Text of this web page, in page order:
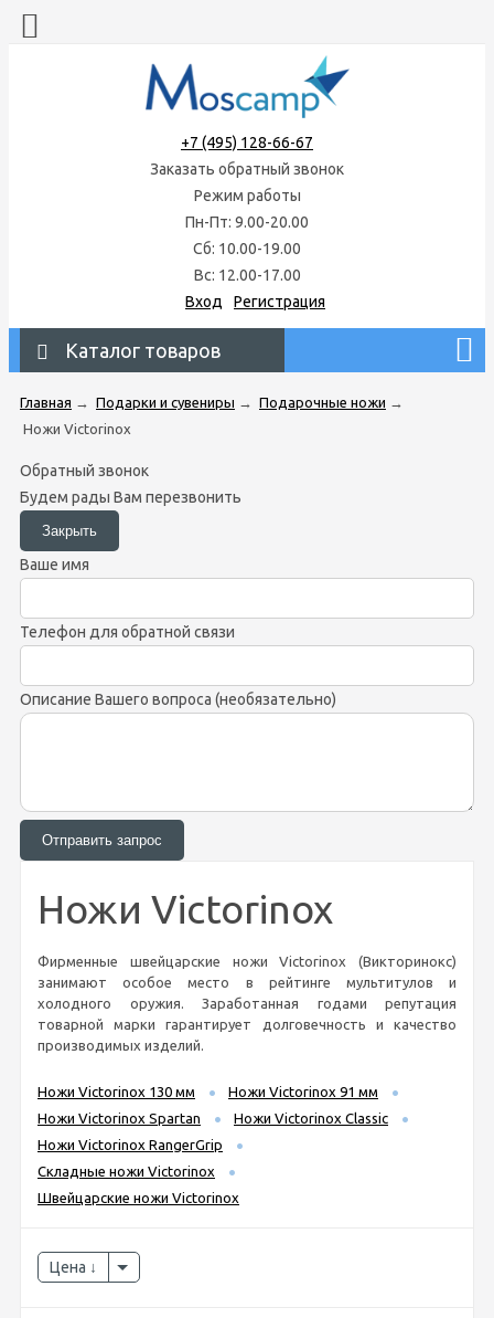
+7 (495) 128-66-67
Заказать обратный звонок
Режим работы
Пн-Пт: 9.00-20.00
Сб: 10.00-19.00
Вс: 12.00-17.00
Вход
Регистрация
Каталог товаров
Главная → Подарки и сувениры → Подарочные ножи →
Ножи Victorinox
Обратный звонок
Будем рады Вам перезвонить
Ваше имя
Телефон для обратной связи
Описание Вашего вопроса (необязательно)
Ножи Victorinox
Фирменные швейцарские ножи Victorinox (Викторинокс)
занимают особое место в рейтинге мультитулов и
холодного оружия. Заработанная годами репутация
товарной марки гарантирует долговечность и качество
производимых изделий.
Ножи Victorinox 130 мм
Ножи Victorinox 91 мм
Ножи Victorinox Spartan
Ножи Victorinox Classic
Ножи Victorinox RangerGrip
Складные ножи Victorinox
Швейцарские ножи Victorinox
Цена